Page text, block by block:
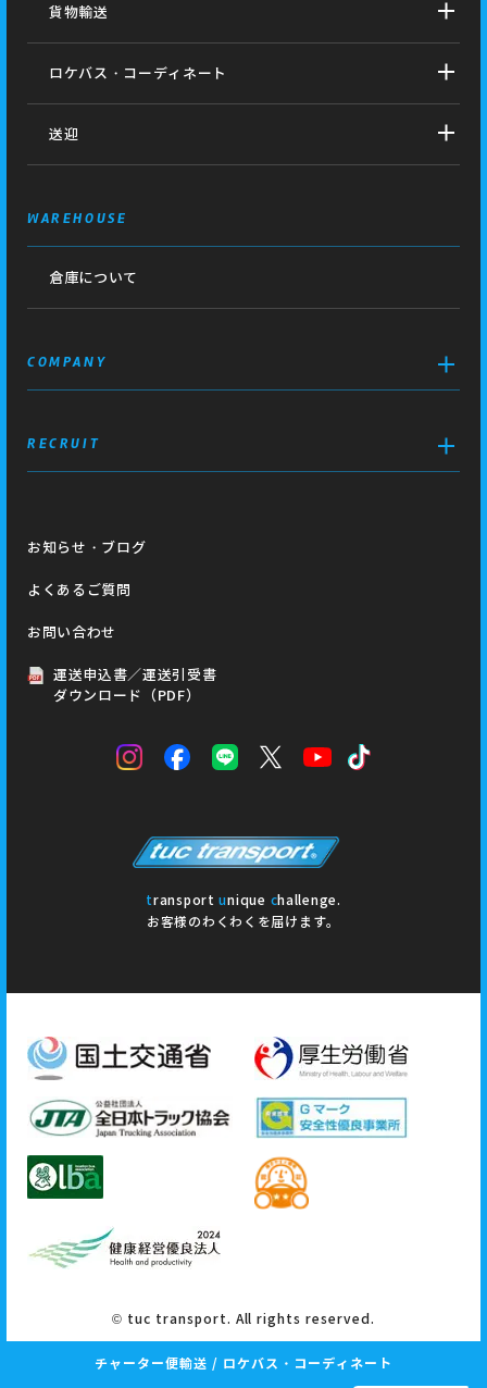
貨物輸送
ロケバス・コーディネート
送迎
WAREHOUSE
倉庫について
COMPANY
RECRUIT
お知らせ・ブログ
よくあるご質問
お問い合わせ
運送申込書／運送引受書
ダウンロード（PDF）
transportunique challenge.
お客様のわくわくを届けます。
© tuc transport. All rights reserved.
チャーター便輸送 / ロケバス・コーディネート